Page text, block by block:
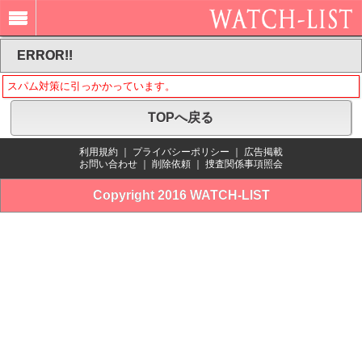
ERROR!!
スパム対策に引っかかっています。
TOPへ戻る
利用規約 プライバシーポリシー
広告掲載
お問い合わせ
削除依頼 捜査関係事項照会
Copyright 2016 WATCH-LIST